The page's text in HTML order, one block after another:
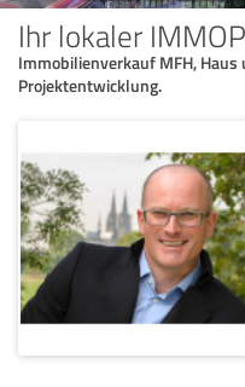
Ihr lokaler
Immobilienverkauf MFH,
Projektentwicklung.